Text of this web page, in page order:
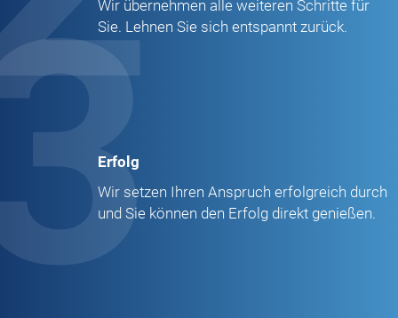
Wir übernehmen alle weiteren Schritte für
Sie. Lehnen Sie sich entspannt zurück.
Erfolg
Wir setzen Ihren Anspruch erfolgreich durch
und Sie können den Erfolg direkt genießen.